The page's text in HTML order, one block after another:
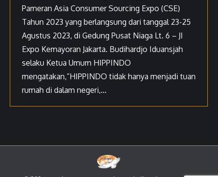
Pameran Asia Consumer Sourcing Expo (CSE)
Tahun 2023 yang berlangsung dari tanggal 23-25
Agustus 2023, di Gedung Pusat Niaga Lt. 6 – JI
Expo Kemayoran Jakarta. Budihardjo Iduansjah
selaku Ketua Umum HIPPINDO
mengatakan,”HIPPINDO tidak hanya menjadi tuan
rumah di dalam negeri,…